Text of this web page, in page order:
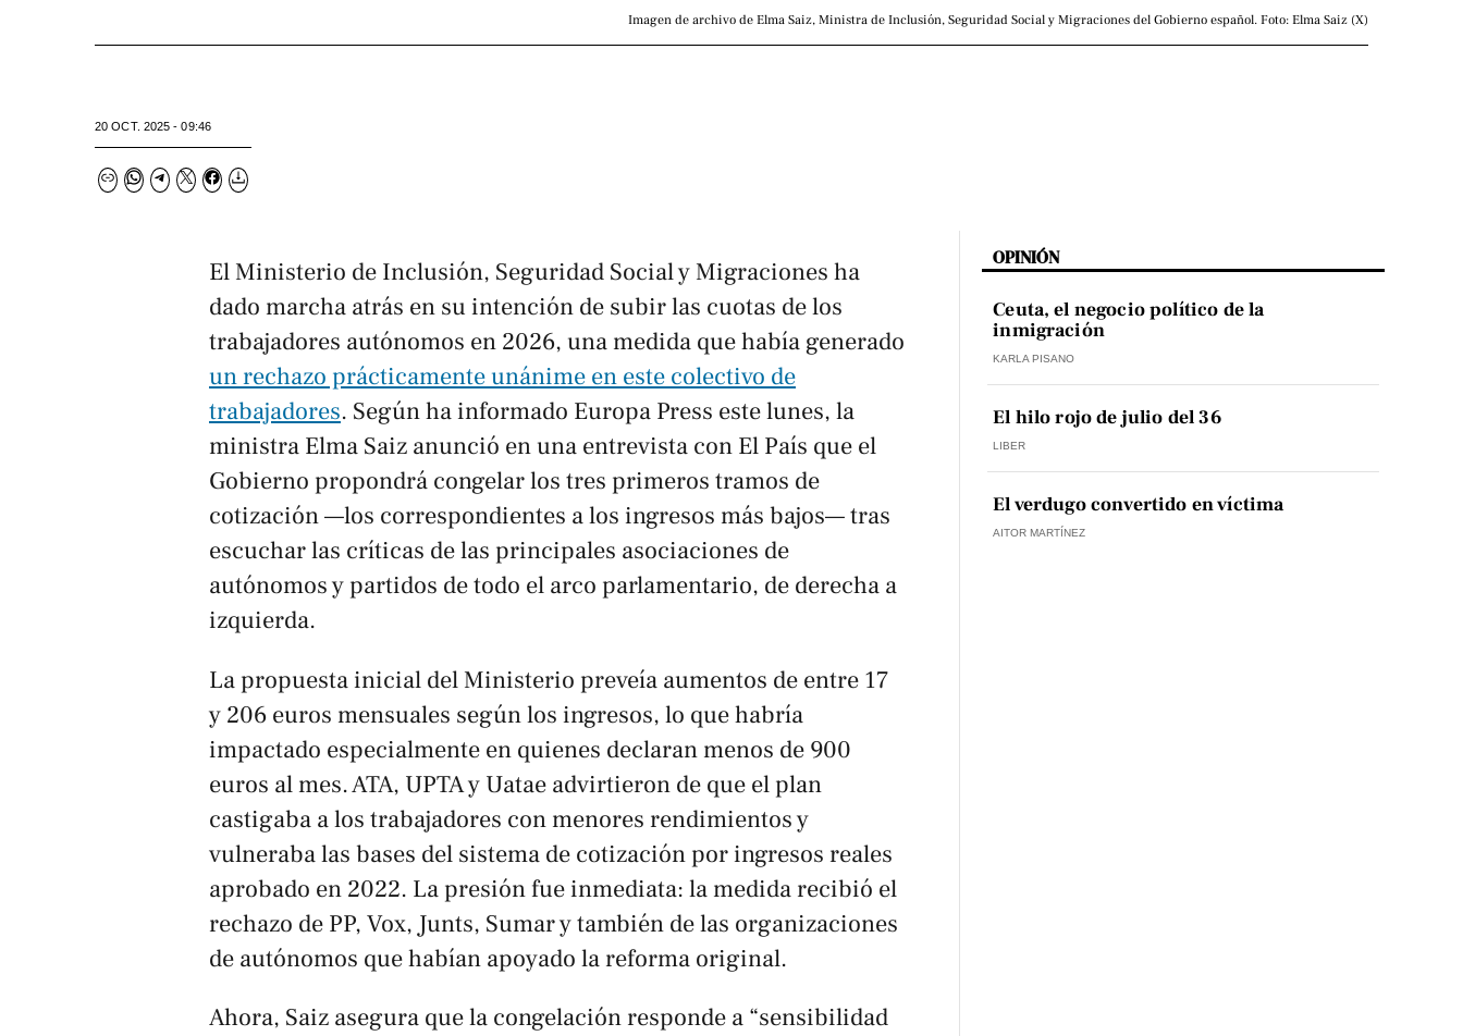
Imagen de archivo de Elma Saiz, Ministra de Inclusión, Seguridad Social y Migraciones del Gobierno español. Foto: Elma Saiz (X)
20 OCT. 2025 - 09:46
El Ministerio de Inclusión, Seguridad Social y Migraciones ha
dado marcha atrás en su intención de subir las cuotas de los
trabajadores autónomos en 2026, una medida que había generado
un rechazo prácticamente unánime en este colectivo de
trabajadores. Según ha informado Europa Press este lunes, la
ministra Elma Saiz anunció en una entrevista con El País que el
Gobierno propondrá congelar los tres primeros tramos de
cotización —los correspondientes a los ingresos más bajos— tras
escuchar las críticas de las principales asociaciones de
autónomos y partidos de todo el arco parlamentario, de derecha a
izquierda.
La propuesta inicial del Ministerio preveía aumentos de entre 17
y 206 euros mensuales según los ingresos, lo que habría
impactado especialmente en quienes declaran menos de 900
euros al mes. ATA, UPTA y Uatae advirtieron de que el plan
castigaba a los trabajadores con menores rendimientos y
vulneraba las bases del sistema de cotización por ingresos reales
aprobado en 2022. La presión fue inmediata: la medida recibió el
rechazo de PP, Vox, Junts, Sumar y también de las organizaciones
de autónomos que habían apoyado la reforma original.
Ahora, Saiz asegura que la congelación responde a “sensibilidad
OPINIÓN
Ceuta, el negocio político de la
inmigración
KARLA PISANO
El hilo rojo de julio del 36
LIBER
El verdugo convertido en víctima
AITOR MARTÍNEZ